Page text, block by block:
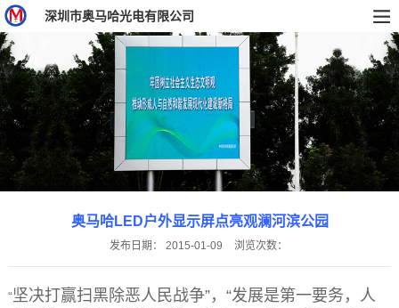
深圳市奥马哈光电有限公司
奥马哈LED户外显示屏点亮观澜河滨公园
发布日期： 2015-01-09 浏览次数：
“坚决打赢扫黑除恶人民战争”，“发展是第一要务，人